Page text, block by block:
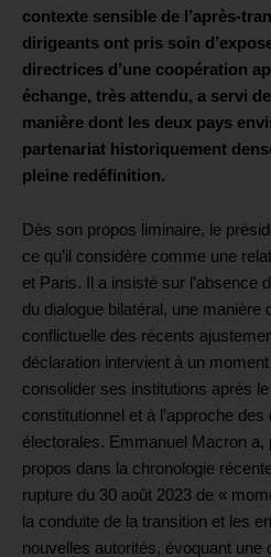
contexte sensible de l’après-
dirigeants ont pris soin
directrices d’une coopération
échange, très attendu, a servi
manière dont les deux pays
partenariat historiquement
pleine redéfinition.
Dès son propos liminaire, le
ce qu’il considère comme une
et Paris. Il a insisté sur l’absence
du dialogue bilatéral, une manière
conflictuelle des récents
déclaration intervient à un
consolider ses institutions après le
constitutionnel et à l’approche
électorales. Emmanuel Macron a,
propos dans la chronologie
rupture du 30 août 2023 de «
la conduite de la transition et les
nouvelles autorités, évoquant une